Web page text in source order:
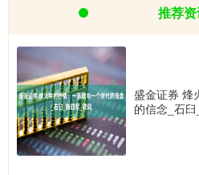
推荐
盛金证券 烽
的信念_石